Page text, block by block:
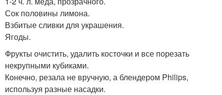
Сок половины лимона.
Взбитые сливки для украшения.
Ягоды.
Фрукты очистить, удалить косточки и все порезать
некрупными кубиками.
Конечно, резала не вручную, а блендером Philips,
используя разные насадки.